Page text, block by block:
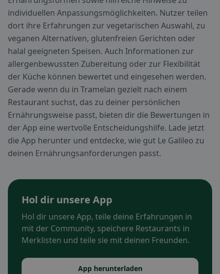
individuellen Anpassungsmöglichkeiten. Nutzer teilen
dort ihre Erfahrungen zur vegetarischen Auswahl, zu
veganen Alternativen, glutenfreien Gerichten oder
halal geeigneten Speisen. Auch Informationen zur
allergenbewussten Zubereitung oder zur Flexibilität
der Küche können bewertet und eingesehen werden.
Gerade wenn du in Tramelan gezielt nach einem
Restaurant suchst, das zu deiner persönlichen
Ernährungsweise passt, bieten dir die Bewertungen in
der App eine wertvolle Entscheidungshilfe. Lade jetzt
die App herunter und entdecke, wie gut Le Galileo zu
deinen Ernährungsanforderungen passt.
Hol dir unsere App
Hol dir unsere App, teile deine Erfahrungen in
mit der Community, speichere Restaurants in
Merklisten und teile sie mit deinen Freunden.
App herunterladen